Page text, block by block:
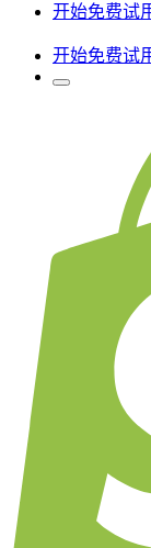
开始免费试
开始免费试